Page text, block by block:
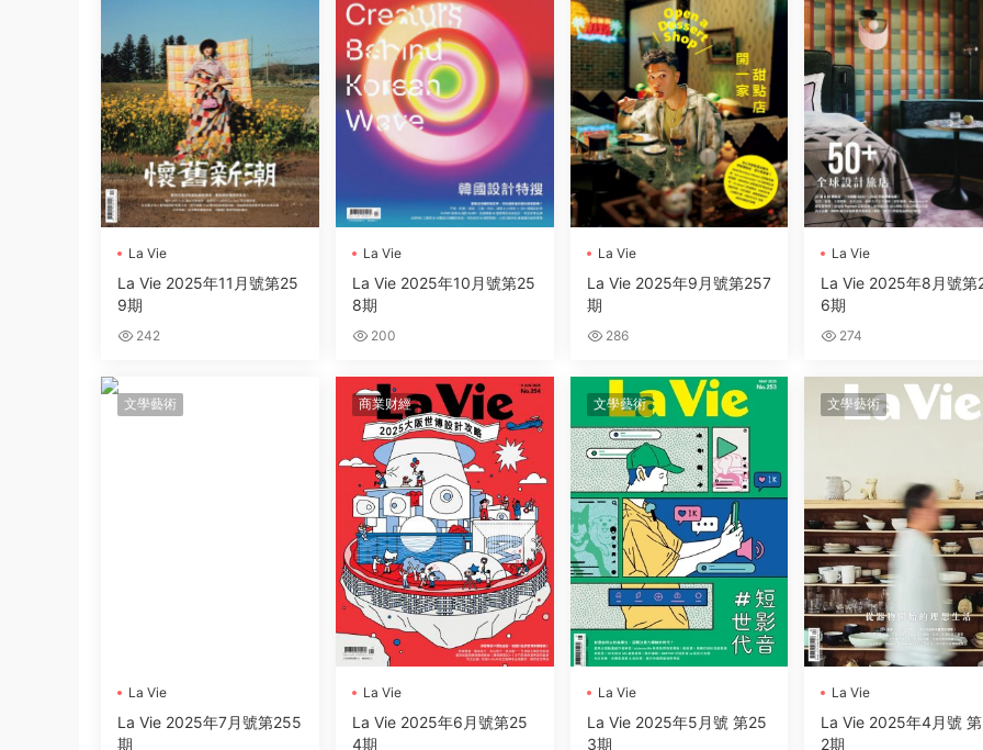
La Vie
La Vie 2025年11月號第25
9期
242
La Vie
La Vie 2025年10月號第25
8期
200
La Vie
La Vie 2025年9月號第257
期
286
La Vie
La Vie 2025年8月號第
6期
274
文學藝術
La Vie
La Vie 2025年7月號第255
期
商業财經
La Vie
La Vie 2025年6月號第25
4期
文學藝術
La Vie
La Vie 2025年5月號 第25
3期
文學藝術
La Vie
La Vie 2025年4月號
2期